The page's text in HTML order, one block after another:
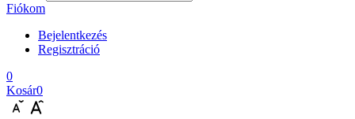
Fiókom
Bejelentkezés
Regisztráció
0
Kosár0